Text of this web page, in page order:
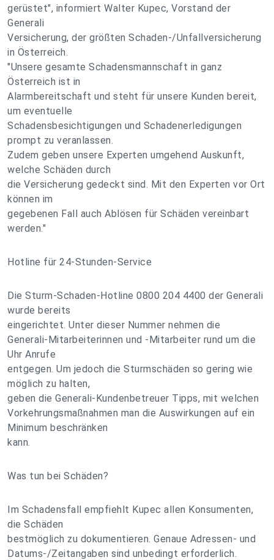
gerüstet", informiert Walter Kupec, Vorstand der
Generali
Versicherung, der größten Schaden-/Unfallversicherung
in Österreich.
"Unsere gesamte Schadensmannschaft in ganz
Österreich ist in
Alarmbereitschaft und steht für unsere Kunden bereit,
um eventuelle
Schadensbesichtigungen und Schadenerledigungen
prompt zu veranlassen.
Zudem geben unsere Experten umgehend Auskunft,
welche Schäden durch
die Versicherung gedeckt sind. Mit den Experten vor Ort
können im
gegebenen Fall auch Ablösen für Schäden vereinbart
werden."
Hotline für 24-Stunden-Service
Die Sturm-Schaden-Hotline 0800 204 4400 der Generali
wurde bereits
eingerichtet. Unter dieser Nummer nehmen die
Generali-Mitarbeiterinnen und -Mitarbeiter rund um die
Uhr Anrufe
entgegen. Um jedoch die Sturmschäden so gering wie
möglich zu halten,
geben die Generali-Kundenbetreuer Tipps, mit welchen
Vorkehrungsmaßnahmen man die Auswirkungen auf ein
Minimum beschränken
kann.
Was tun bei Schäden?
Im Schadensfall empfiehlt Kupec allen Konsumenten,
die Schäden
bestmöglich zu dokumentieren. Genaue Adressen- und
Datums-/Zeitangaben sind unbedingt erforderlich.